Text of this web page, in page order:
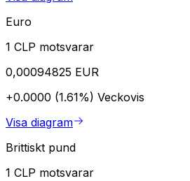
Euro
1 CLP motsvarar
0,00094825 EUR
+0.0000 (1.61%) Veckovis
Visa diagram
Brittiskt pund
1 CLP motsvarar